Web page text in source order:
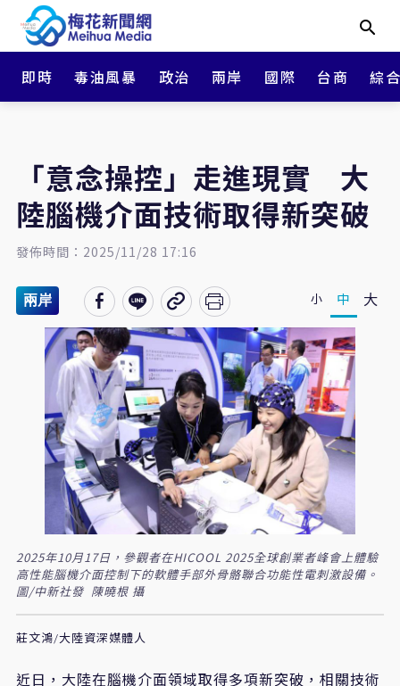
即時 毒油風暴 政治 兩岸 國際 台商 綜
「意念操控」走進現實 大
陸腦機介面技術取得新突破
發佈時間：2025/11/28 17:16
兩岸 小 中 大
2025年10月17日，參觀者在HICOOL 2025全球創業者峰會上體驗
高性能腦機介面控制下的軟體手部外骨骼聯合功能性電刺激設備。
圖/中新社發 陳曉根 攝
莊文鴻/大陸資深媒體人
近日，大陸在腦機介面領域取得多項新突破，相關技術